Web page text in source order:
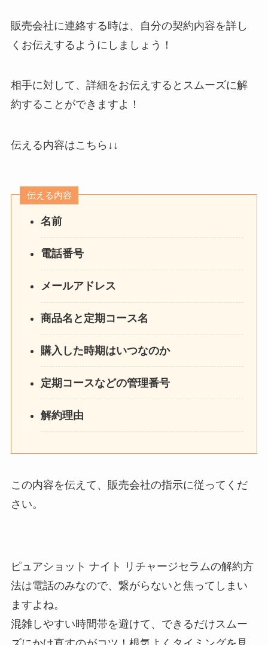
販売会社に連絡する時は、自分の契約内容を詳し
くお伝えするようにしましょう！
相手に対して、詳細をお伝えするとスムーズに解
約することができますよ！
伝える内容はこちら↓↓
伝える内容
名前
電話番号
メールアドレス
商品名と定期コース名
購入した時期はいつなのか
定期コースなどの管理番号
解約理由
この内容を伝えて、販売会社の指示に従ってくだ
さい。
ピュアショット ナイト リチャージセラムの解約方
法は電話のみなので、繋がらないと焦ってしまい
ますよね。
混雑しやすい時間帯を避けて、できるだけスムー